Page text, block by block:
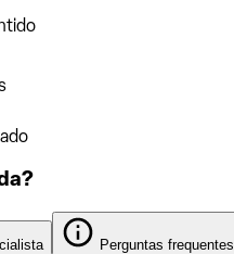
Perguntas frequentes